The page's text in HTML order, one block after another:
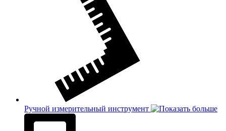
Ручной измерительный инструмент